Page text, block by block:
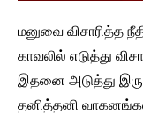
மனுவை விசாரித்த
காவலில் எடுத்து
இதனை அடுத்து
தனித்தனி